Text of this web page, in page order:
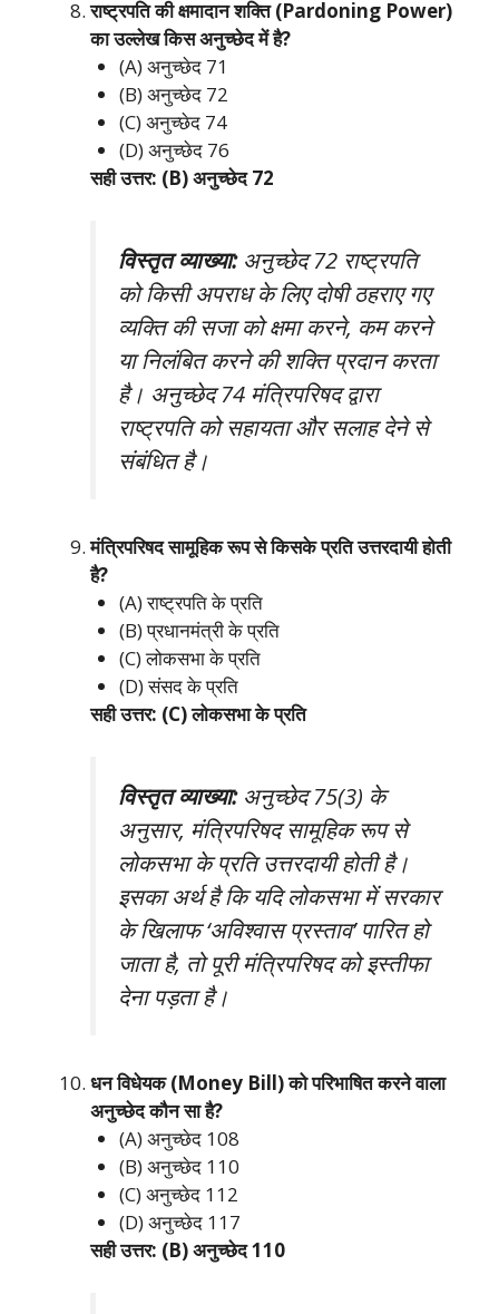
राष्ट्रपति की क्षमादान शक्ति (Pardoning Power)
का उल्लेख किस अनुच्छेद में है?
(A) अनुच्छेद 71
(B) अनुच्छेद 72
(C) अनुच्छेद 74
(D) अनुच्छेद 76
सही उत्तर: (B) अनुच्छेद 72
विस्तृत व्याख्या:अनुच्छेद 72 राष्ट्रपति
को किसी अपराध के लिए दोषी ठहराए गए
व्यक्ति की सजा को क्षमा करने, कम करने
या निलंबित करने की शक्ति प्रदान करता
है। अनुच्छेद 74 मंत्रिपरिषद द्वारा
राष्ट्रपति को सहायता और सलाह देने से
संबंधित है।
मंत्रिपरिषद सामूहिक रूप से किसके प्रति उत्तरदायी होती
है?
(A) राष्ट्रपति के प्रति
(B) प्रधानमंत्री के प्रति
(C) लोकसभा के प्रति
(D) संसद के प्रति
सही उत्तर: (C) लोकसभा के प्रति
विस्तृत व्याख्या:अनुच्छेद 75(3) के
अनुसार, मंत्रिपरिषद सामूहिक रूप से
लोकसभा के प्रति उत्तरदायी होती है।
इसका अर्थ है कि यदि लोकसभा में सरकार
के खिलाफ ‘अविश्वास प्रस्ताव’ पारित हो
जाता है, तो पूरी मंत्रिपरिषद को इस्तीफा
देना पड़ता है।
धन विधेयक (Money Bill) को परिभाषित करने वाला
अनुच्छेद कौन सा है?
(A) अनुच्छेद 108
(B) अनुच्छेद 110
(C) अनुच्छेद 112
(D) अनुच्छेद 117
सही उत्तर: (B) अनुच्छेद 110